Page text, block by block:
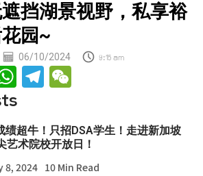
挡湖景视野，私享裕
园~
06/10/2024 9:15 am
WhatsApp
Telegram
绩超牛！只招DSA学生！走进新加坡
艺术院校开放日！
8, 2024 10 Min Read